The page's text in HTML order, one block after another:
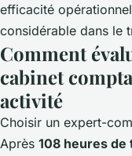
efficacité
considérable dans le
Comment
cabinet
activité
Choisir un expert-
Après 108 heures de